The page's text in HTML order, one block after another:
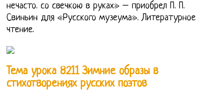
нечасто. со свечкою в руках» – приобрел П. П.
Свиньин для «Русского музеума». Литературное
чтение.
Тема урока 8211 Зимние образы в
стихотворениях русских поэтов